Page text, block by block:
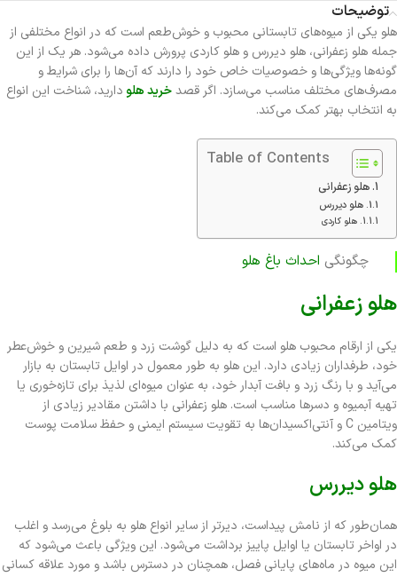
توضیحات
هلو یکی از میوه‌های تابستانی محبوب و خوش‌طعم است که در انواع مختلفی از
جمله هلو زعفرانی، هلو دیررس و هلو کاردی پرورش داده می‌شود. هر یک از این
گونه‌ها ویژگی‌ها و خصوصیات خاص خود را دارند که آن‌ها را برای شرایط و
مصرف‌های مختلف مناسب می‌سازد. اگر قصدخرید هلو دارید، شناخت این انواع
به انتخاب بهتر کمک می‌کند.
Table of Contents
هلو زعفرانی
هلو دیررس
هلو کاردی
چگونگی احداث باغ هلو
هلو زعفرانی
یکی از ارقام محبوب هلو است که به دلیل گوشت زرد و طعم شیرین و خوش‌عطر
خود، طرفداران زیادی دارد. این هلو به طور معمول در اوایل تابستان به بازار
می‌آید و با رنگ زرد و بافت آبدار خود، به عنوان میوه‌ای لذیذ برای تازه‌خوری یا
تهیه آبمیوه و دسرها مناسب است. هلو زعفرانی با داشتن مقادیر زیادی از
ویتامین C و آنتی‌اکسیدان‌ها به تقویت سیستم ایمنی و حفظ سلامت پوست
کمک می‌کند.
هلو دیررس
همان‌طور که از نامش پیداست، دیرتر از سایر انواع هلو به بلوغ می‌رسد و اغلب
در اواخر تابستان یا اوایل پاییز برداشت می‌شود. این ویژگی باعث می‌شود که
این میوه در ماه‌های پایانی فصل، همچنان در دسترس باشد و مورد علاقه کسانی